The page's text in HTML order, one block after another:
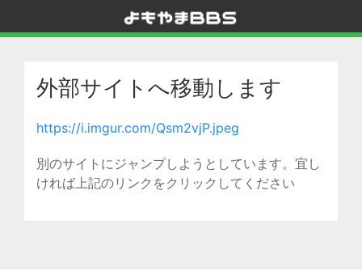
外部サイトへ移動します
https://i.imgur.com/Qsm2vjP.jpeg
別のサイトにジャンプしようとしています。宜し
ければ上記のリンクをクリックしてください